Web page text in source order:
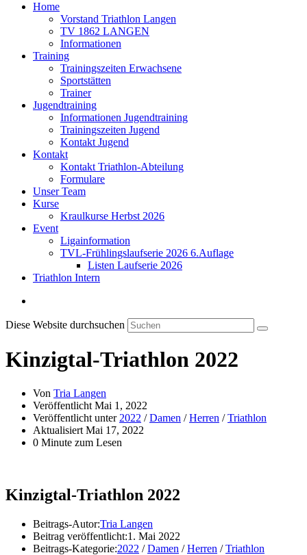
Home
Vorstand Triathlon Langen
TV 1862 LANGEN
Informationen
Training
Trainingszeiten Erwachsene
Sportstätten
Trainer
Jugendtraining
Informationen Jugendtraining
Trainingszeiten Jugend
Kontakt Jugend
Kontakt
Kontakt Triathlon-Abteilung
Formulare
Unser Team
Kurse
Kraulkurse Herbst 2026
Event
Ligainformation
TVL-Frühlingslaufserie 2026 6.Auflage
Listen Laufserie 2026
Triathlon Intern
Diese Website durchsuchen
Kinzigtal-Triathlon 2022
Von Tria Langen
Veröffentlicht Mai 1, 2022
Veröffentlicht unter 2022 /Damen /Herren /Triathlon
Aktualisiert Mai 17, 2022
0 Minute zum Lesen
Kinzigtal-Triathlon 2022
Beitrags-Autor:Tria Langen
Beitrag veröffentlicht:1. Mai 2022
Beitrags-Kategorie:2022 / Damen / Herren / Triathlon